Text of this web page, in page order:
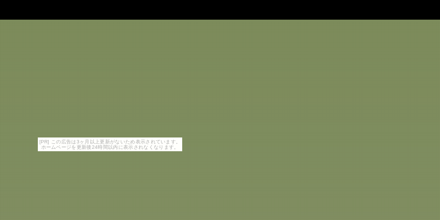
[PR] この広告は3ヶ月以上更新がないため表示されています。
ホームページを更新後24時間以内に表示されなくなります。